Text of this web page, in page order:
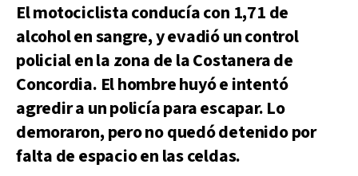
El motociclista conducía con 1,71 de
alcohol en sangre, y evadió un control
policial en la zona de la Costanera de
Concordia. El hombre huyó e intentó
agredir a un policía para escapar. Lo
demoraron, pero no quedó detenido por
falta de espacio en las celdas.